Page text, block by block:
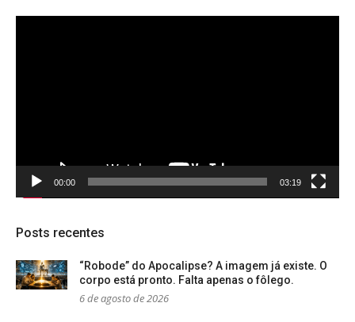
00:00 03:19
Posts recentes
“Robode” do Apocalipse? A imagem já existe. O
corpo está pronto. Falta apenas o fôlego.
6 de agosto de 2026